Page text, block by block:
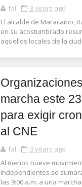
fal
3 years ago
El alcalde de Maracaibo,
en su acostumbrado
aquellos locales de la
marcha este
para exigir
al CNE
fal
3 years ago
Al menos nueve
independientes se
las 9:00 a.m. a una